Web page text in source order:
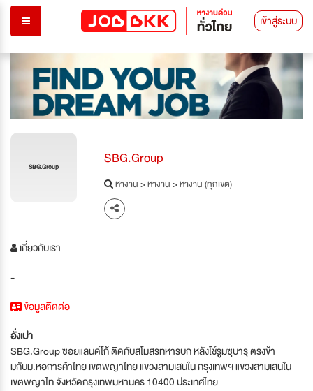
เข้าสู่ระบบ
SBG.Group​ SBG.Group​
หางาน>หางาน>หางาน (ทุกเขต)
เกี่ยวกับเรา
-
ข้อมูลติดต่อ
อั่งเปา
SBG.Group​ ซอยแลนด์โก้ ติดกับสโมสรทหารบก หลังโช์รูมซุบารุ ตรงข้า
มกับม.หอการค้าไทย เขตพญาไทย แขวงสามเสนใน กรุงเทพฯ​ แขวงสามเสนใน
เขตพญาไท จังหวัดกรุงเทพมหานคร 10400 ประเทศไทย